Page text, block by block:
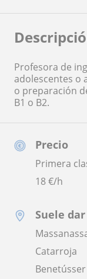
Precio
Primera
18€/h
Suele
Catarroja
Benetússer
Profesora de
adolescentes o
o preparación
B1 o B2.